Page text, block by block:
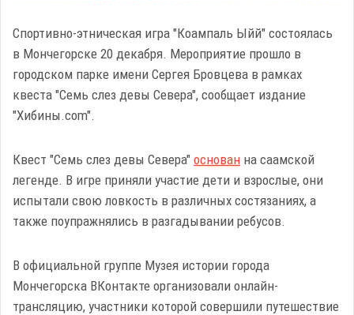
Спортивно-этническая игра "Коампаль Ыйй" состоялась
в Мончегорске 20 декабря. Мероприятие прошло в
городском парке имени Сергея Бровцева в рамках
квеста "Семь слез девы Севера", сообщает издание
"Хибины.com".
Квест "Семь слез девы Севера" основан на саамской
легенде. В игре приняли участие дети и взрослые, они
испытали свою ловкость в различных состязаниях, а
также поупражнялись в разгадывании ребусов.
В официальной группе Музея истории города
Мончегорска ВКонтакте организовали онлайн-
трансляцию, участники которой совершили путешествие